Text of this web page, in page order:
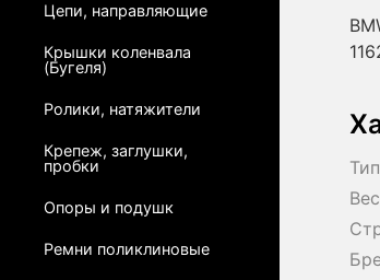
Вес
Цепи, направляющие
Крышки коленвала
(Бугеля)
Ролики, натяжители
Крепеж, заглушки,
пробки
Опоры и подушк
Ремни поликлиновые